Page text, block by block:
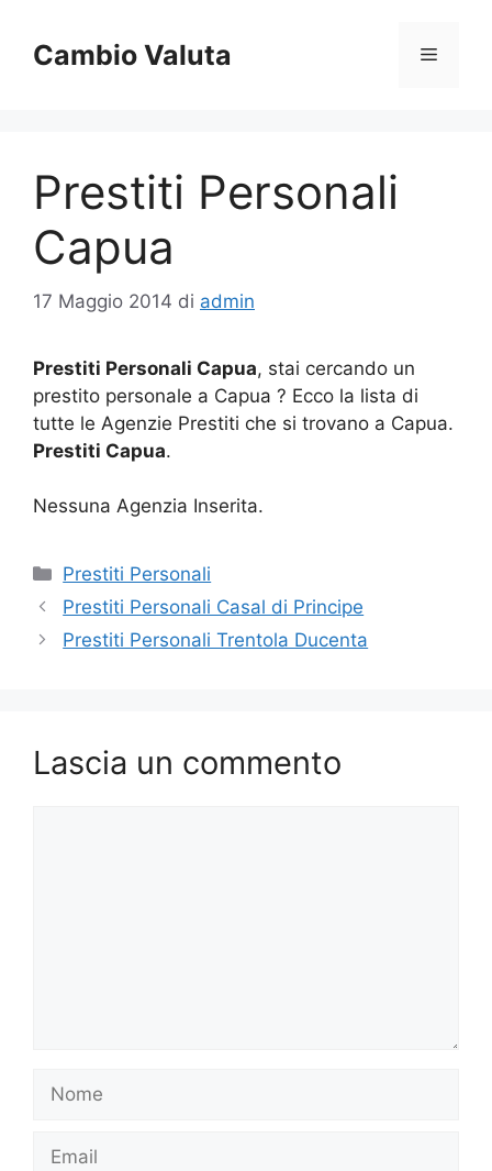
contenuto
Cambio Valuta Menu
Prestiti Personali
Capua
17 Maggio 2014 di admin
Prestiti Personali Capua, stai cercando un
prestito personale a Capua ? Ecco la lista di
tutte le Agenzie Prestiti che si trovano a Capua.
Prestiti Capua.
Nessuna Agenzia Inserita.
Categorie
Prestiti Personali
Prestiti Personali Casal di Principe
Prestiti Personali Trentola Ducenta
Lascia un commento
Nome
Email